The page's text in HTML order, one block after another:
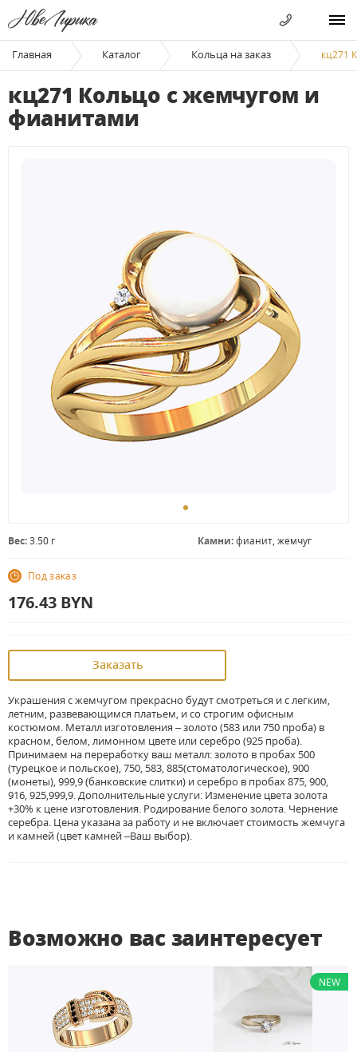
Главная Каталог Кольца на заказ кц271
кц271 Кольцо с жемчугом и
фианитами
Вес:3.50 г Камни:фианит, жемчуг
Под заказ
176.43 BYN
Заказать
Украшения с жемчугом прекрасно будут смотреться и с легким,
летним, развевающимся платьем, и со строгим офисным
костюмом. Металл изготовления – золото (583 или 750 проба) в
красном, белом, лимонном цвете или серебро (925 проба).
Принимаем на переработку ваш металл: золото в пробах 500
(турецкое и польское), 750, 583, 885(стоматологическое), 900
(монеты), 999,9 (банковские слитки) и серебро в пробах 875, 900,
916, 925,999,9. Дополнительные услуги: Изменение цвета золота
+30% к цене изготовления. Родирование белого золота. Чернение
серебра. Цена указана за работу и не включает стоимость жемчуга
и камней (цвет камней –Ваш выбор).
Возможно вас заинтересует
NEW